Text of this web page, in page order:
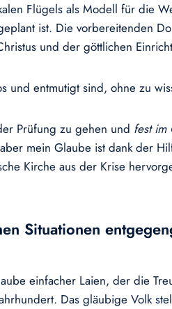
Flügels als Modell für die
ist. Die vorbereitenden
und der göttlichen
und entmutigt sind, ohne zu
Prüfung zu gehen und fest im
mein Glaube ist dank der
Kirche aus der Krise
Situationen
einfacher Laien, der die
Das gläubige Volk